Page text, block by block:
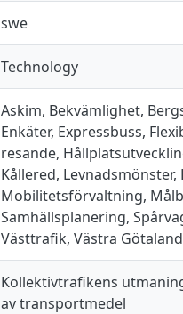
swe
Technology
Askim, Bekvämlighet,
Enkäter, Expressbuss,
resande,
Kållered,
Mobilitetsförvaltning,
Samhällsplanering,
Västtrafik, Västra
Kollektivtrafikens
av transportmedel